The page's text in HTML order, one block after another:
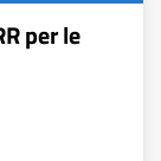
per le